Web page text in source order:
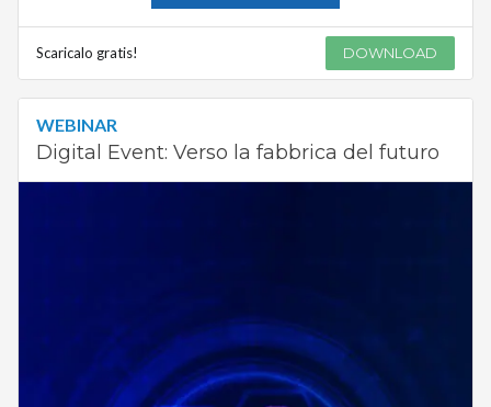
Scaricalo gratis! DOWNLOAD
WEBINAR
Digital Event: Verso la fabbrica del futuro